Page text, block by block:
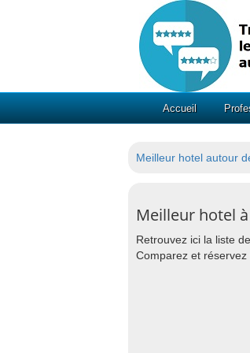
Accueil
Meilleur hotel autour
Meilleur hotel
Retrouvez ici la liste
Comparez et réservez